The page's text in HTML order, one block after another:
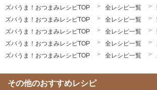
ズバうま！おつまみレシピTOP
全レシピ一覧
ズバうま！おつまみレシピTOP
全レシピ一覧
ズバうま！おつまみレシピTOP
全レシピ一覧
ズバうま！おつまみレシピTOP
全レシピ一覧
ズバうま！おつまみレシピTOP
全レシピ一覧
その他のおすすめレシピ